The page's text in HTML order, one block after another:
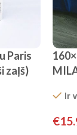
Paris
zaļš)
Ir
€